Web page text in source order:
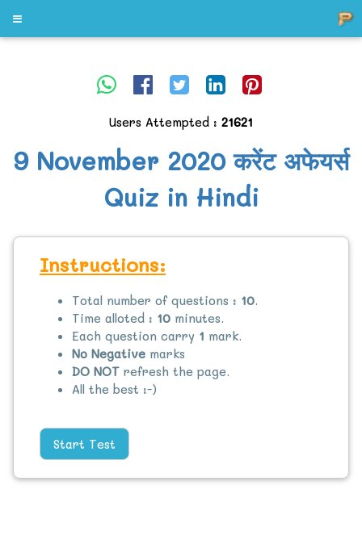
Users Attempted : 21621
9 November 2020 करेंट अफेयर्स
Quiz in Hindi
Instructions:
Total number of questions : 10.
Time alloted : 10 minutes.
Each question carry 1 mark.
No Negative marks
DO NOT refresh the page.
All the best :-)
Start Test